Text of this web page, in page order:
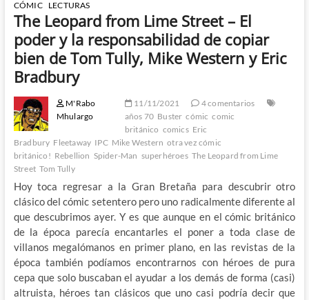
CÓMIC LECTURAS
The Leopard from Lime Street – El
poder y la responsabilidad de copiar
bien de Tom Tully, Mike Western y Eric
Bradbury
M'Rabo
Mhulargo
11/11/2021
4 comentarios
años 70 Buster cómic comic
británico comics Eric
Bradbury Fleetaway IPC Mike Western otra vez cómic
británico! Rebellion Spider-Man superhéroes The Leopard from Lime
Street Tom Tully
Hoy toca regresar a la Gran Bretaña para descubrir otro
clásico del cómic setentero pero uno radicalmente diferente al
que descubrimos ayer. Y es que aunque en el cómic británico
de la época parecía encantarles el poner a toda clase de
villanos megalómanos en primer plano, en las revistas de la
época también podíamos encontrarnos con héroes de pura
cepa que solo buscaban el ayudar a los demás de forma (casi)
altruista, héroes tan clásicos que uno casi podría decir que